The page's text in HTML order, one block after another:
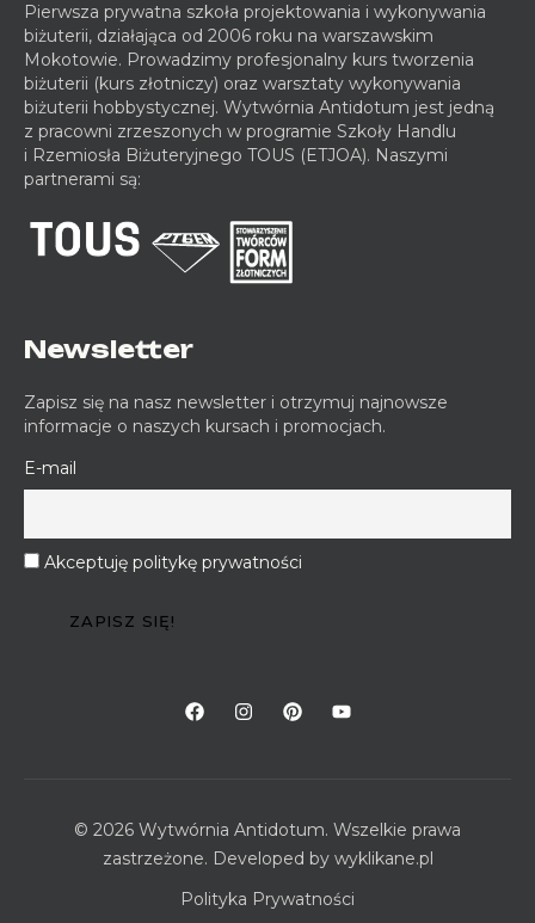
Pierwsza prywatna szkoła projektowania i wykonywania
biżuterii, działająca od 2006 roku na warszawskim
Mokotowie. Prowadzimy profesjonalny kurs tworzenia
biżuterii (kurs złotniczy) oraz warsztaty wykonywania
biżuterii hobbystycznej. Wytwórnia Antidotum jest jedną
z pracowni zrzeszonych w programie Szkoły Handlu
i Rzemiosła Biżuteryjnego TOUS (ETJOA). Naszymi
partnerami są:
Newsletter
Zapisz się na nasz newsletter i otrzymuj najnowsze
informacje o naszych kursach i promocjach.
E-mail
Akceptuję politykę prywatności
© 2026 Wytwórnia Antidotum. Wszelkie prawa
zastrzeżone. Developed by wyklikane.pl
Polityka Prywatności